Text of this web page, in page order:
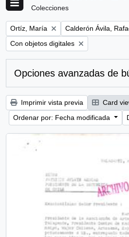
Colecciones
Remove filter:
Ortíz, María Remove filter:
Calderón Ávila,
Remove filter:
Con objetos digitales
Opciones avanzadas de
Imprimir vista previa Card
Ordenar por: Fecha modificada